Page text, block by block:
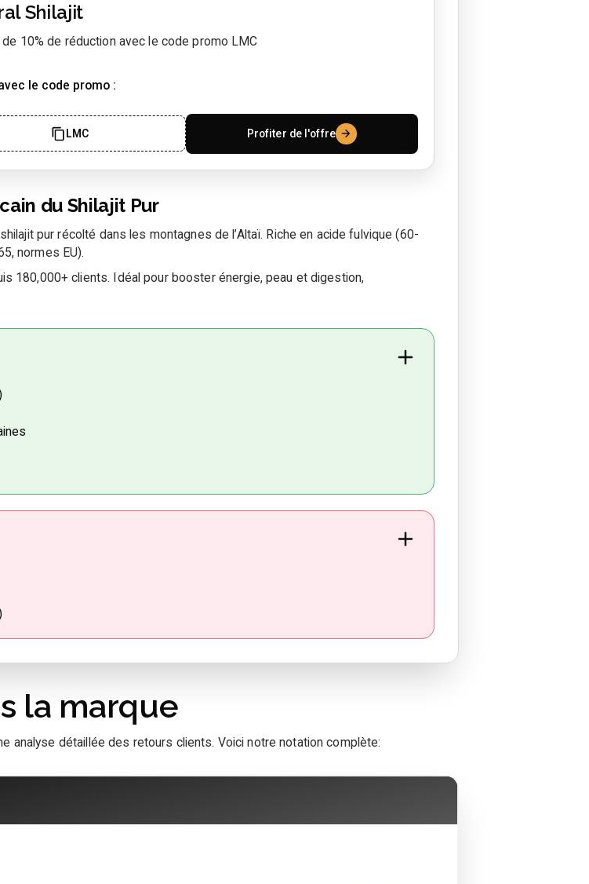
Shilajit
10% de réduction avec le code promo LMC
le code promo :
LMC Profiter de l'offre
du Shilajit Pur
pur récolté dans les montagnes de l’Altaï. Riche en acide fulvique (60-
normes EU).
180,000+ clients. Idéal pour booster énergie, peau et digestion,
la marque
analyse détaillée des retours clients. Voici notre notation complète: